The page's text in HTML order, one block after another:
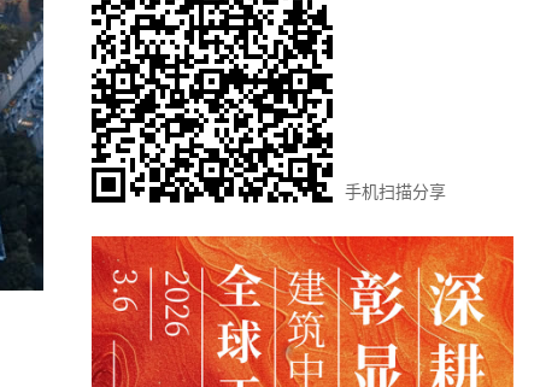
手机扫描分享